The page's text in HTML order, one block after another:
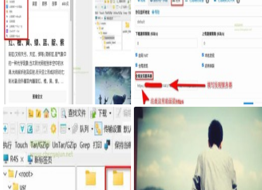
Google Chrome浏览器右侧边栏嵌
服务器搭建syncthing客户端，自
己私有syncthing发现服务器和中
继服务器